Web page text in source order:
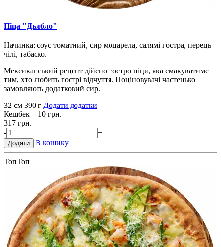
Піца "Дьябло"
Начинка: соус томатний, сир моцарела, салямі гостра, перець
чілі, табаско.
Мексиканський рецепт дійсно гостро піци, яка смакуватиме
тим, хто любить гострі відчуття. Поціновувачі частенько
замовляють додатковий сир.
32 см 390 г Додати додатки
Кешбек + 10 грн.
317 грн.
-
+
Додати В кошику
ТопТоп